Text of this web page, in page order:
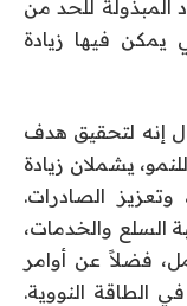
المبذولة للحد من
يمكن فيها زيادة
إنه لتحقيق هدف
محركان للنمو، يشملان زيادة
وتعزيز الصادرات.
السلع والخدمات،
فضلاً عن أوامر
الطاقة النووية.